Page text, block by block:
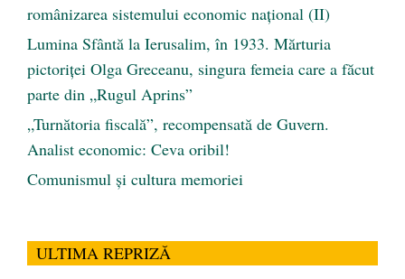
românizarea sistemului economic naţional (II)
Lumina Sfântă la Ierusalim, în 1933. Mărturia
pictoriței Olga Greceanu, singura femeia care a făcut
parte din „Rugul Aprins”
„Turnătoria fiscală”, recompensată de Guvern.
Analist economic: Ceva oribil!
Comunismul şi cultura memoriei
ULTIMA REPRIZĂ